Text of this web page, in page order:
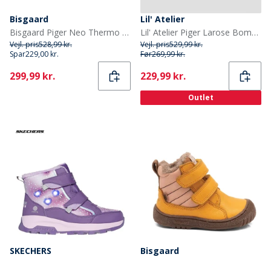
Bisgaard
Bisgaard Piger Neo Thermo Gummistøvler Gammel Rose
Vejl. pris528,99 kr.
Spar229,00 kr.
Current
299,99 kr.
Lil' Atelier
Lil' Atelier Piger Larose Bomber Jakke Cameo Rose
Vejl. pris529,99 kr.
Før269,99 kr.
Current
229,99 kr.
Outlet
SKECHERS
Bisgaard